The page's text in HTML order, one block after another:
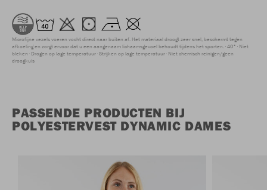
Microfijne vezels voeren vocht direct naar buiten af. Het materiaal droogt zeer snel, beschermt tegen
afkoeling en zorgt ervoor dat u een aangenaam lichaamsgevoel behoudt tijdens het sporten. 40° Niet
bleken Drogen op lage temperatuur Strijken op lage temperatuur Niet chemisch reinigen/geen
droogkuis
PASSENDE PRODUCTEN BIJ
POLYESTERVEST DYNAMIC DAMES